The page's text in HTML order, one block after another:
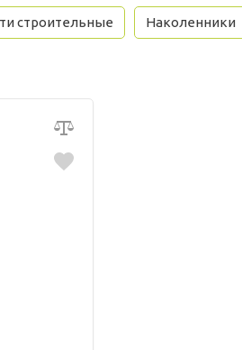
строительные Наколенники